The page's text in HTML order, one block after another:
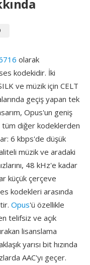
olarak
kodekidir. İki
ve müzik için CELT
geçiş yapan tek
Opus'un geniş
diğer kodeklerden
6 kbps'de düşük
müzik ve aradaki
48 kHz'e kadar
küçük çerçeve
kodekleri arasında
Opus'ü özellikle
telifsiz ve açık
lisanslama
yarısı bit hızında
AAC'yı geçer.